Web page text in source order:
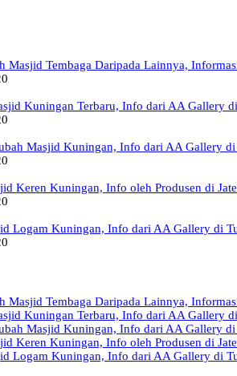
Masjid Tembaga Daripada Lainnya,
Kuningan Terbaru, Info dari AA Gallery
Masjid Kuningan, Info dari AA Gallery di
Keren Kuningan, Info oleh Produsen di
Logam Kuningan, Info dari AA Gallery di
Masjid Tembaga Daripada Lainnya,
Kuningan Terbaru, Info dari AA Gallery
Masjid Kuningan, Info dari AA Gallery di
Keren Kuningan, Info oleh Produsen di
Logam Kuningan, Info dari AA Gallery di